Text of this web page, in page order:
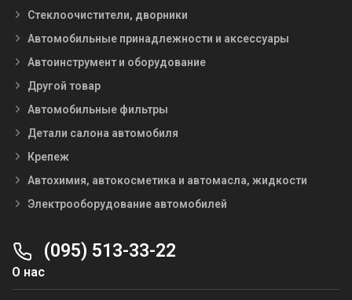
Стеклоочистители, дворники
Автомобильные принадлежности и аксессуары
Автоинструмент и оборудование
Другой товар
Автомобильные фильтры
Детали салона автомобиля
Крепеж
Автохимия, автокосметика и автомасла, жидкости
Электрооборудование автомобилей
(095) 513-33-22
О нас